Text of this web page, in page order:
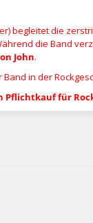
begleitet die
die Band
John.
in der
für